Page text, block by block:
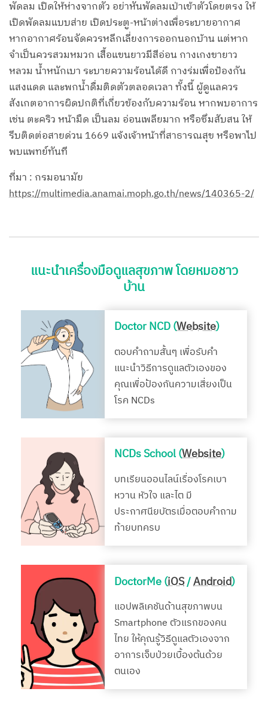
พัดลม เปิดให้ห่างจากตัว อย่าหันพัดลมเป่าเข้าตัวโดยตรง ให้
เปิดพัดลมแบบส่าย เปิดประตู-หน้าต่างเพื่อระบายอากาศ
หากอากาศร้อนจัดควรหลีกเลี่ยงการออกนอกบ้าน แต่หาก
จำเป็นควรสวมหมวก เสื้อแขนยาวมีสีอ่อน กางเกงขายาว
หลวม น้ำหนักเบา ระบายความร้อนได้ดี กางร่มเพื่อป้องกัน
แสงแดด และพกน้ำดื่มติดตัวตลอดเวลา ทั้งนี้ ผู้ดูแลควร
สังเกตอาการผิดปกติที่เกี่ยวข้องกับความร้อน หากพบอาการ
เช่น ตะคริว หน้ามืด เป็นลม อ่อนเพลียมาก หรือซึมสับสน ให้
รีบติดต่อสายด่วน 1669 แจ้งเจ้าหน้าที่สาธารณสุข หรือพาไป
พบแพทย์ทันที
ที่มา : กรมอนามัย
https://multimedia.anamai.moph.go.th/news/140365-2/
แนะนำเครื่องมือดูแลสุขภาพ โดยหมอชาว
บ้าน
Doctor NCD (Website)
ตอบคำถามสั้นๆ เพื่อรับคำ
แนะนำวิธีการดูแลตัวเองของ
คุณเพื่อป้องกันความเสี่ยงเป็น
โรค NCDs
NCDs School (Website)
บทเรียนออนไลน์เรื่องโรคเบา
หวาน หัวใจ และไต มี
ประกาศนียบัตรเมื่อตอบคำถาม
ท้ายบทครบ
DoctorMe (iOS/Android)
แอปพลิเคชันด้านสุขภาพบน
Smartphone ตัวแรกของคน
ไทย ให้คุณรู้วิธีดูแลตัวเองจาก
อาการเจ็บป่วยเบื้องต้นด้วย
ตนเอง